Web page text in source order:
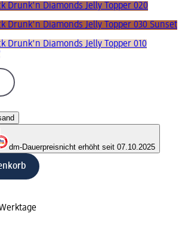
Drunk'n Diamonds Jelly Topper 020
Drunk'n Diamonds Jelly Topper 030 Sunset
Drunk'n Diamonds Jelly Topper 010
dm-Dauerpreisnicht erhöht seit 07.10.2025